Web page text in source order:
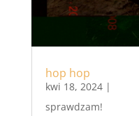
hop hop
kwi 18, 2024|
sprawdzam!